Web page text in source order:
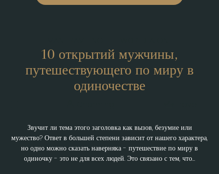
10 открытий мужчины,
путешествующего по миру в
одиночестве
Звучит ли тема этого заголовка как вызов, безумие или
мужество? Ответ в большей степени зависит от нашего характера,
но одно можно сказать наверняка - путешествие по миру в
одиночку - это не для всех людей. Это связано с тем, что...